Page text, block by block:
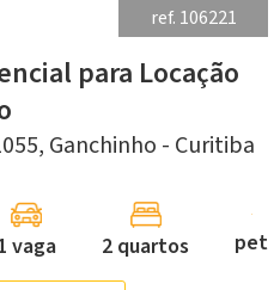
ref. 106221
para Locação
Ganchinho - Curitiba
vaga 2 quartos pet